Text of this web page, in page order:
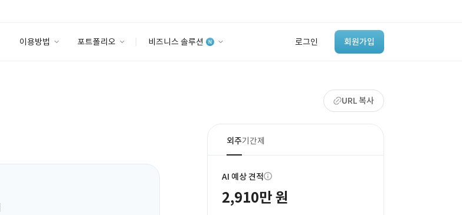
이용방법 포트폴리오 비즈니스 솔루션 로그인 회원가입
‘이런 거’ 만들어본
개발 회사 있어?
바로가기
URL 복사
외주기간제
AI 예상 견적
2,910만 원